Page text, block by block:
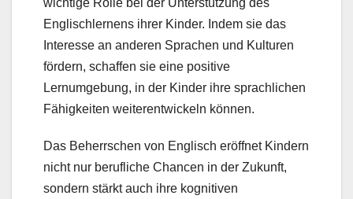
wichtige Rolle bei der Unterstützung des
Englischlernens ihrer Kinder. Indem sie das
Interesse an anderen Sprachen und Kulturen
fördern, schaffen sie eine positive
Lernumgebung, in der Kinder ihre sprachlichen
Fähigkeiten weiterentwickeln können.
Das Beherrschen von Englisch eröffnet Kindern
nicht nur berufliche Chancen in der Zukunft,
sondern stärkt auch ihre kognitiven